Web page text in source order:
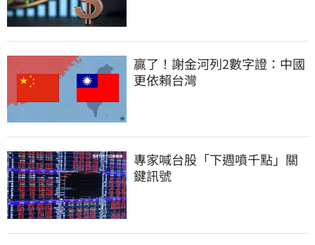
贏了！謝金河列2數字證：中國
更依賴台灣
專家喊台股「下週噴千點」關
鍵訊號